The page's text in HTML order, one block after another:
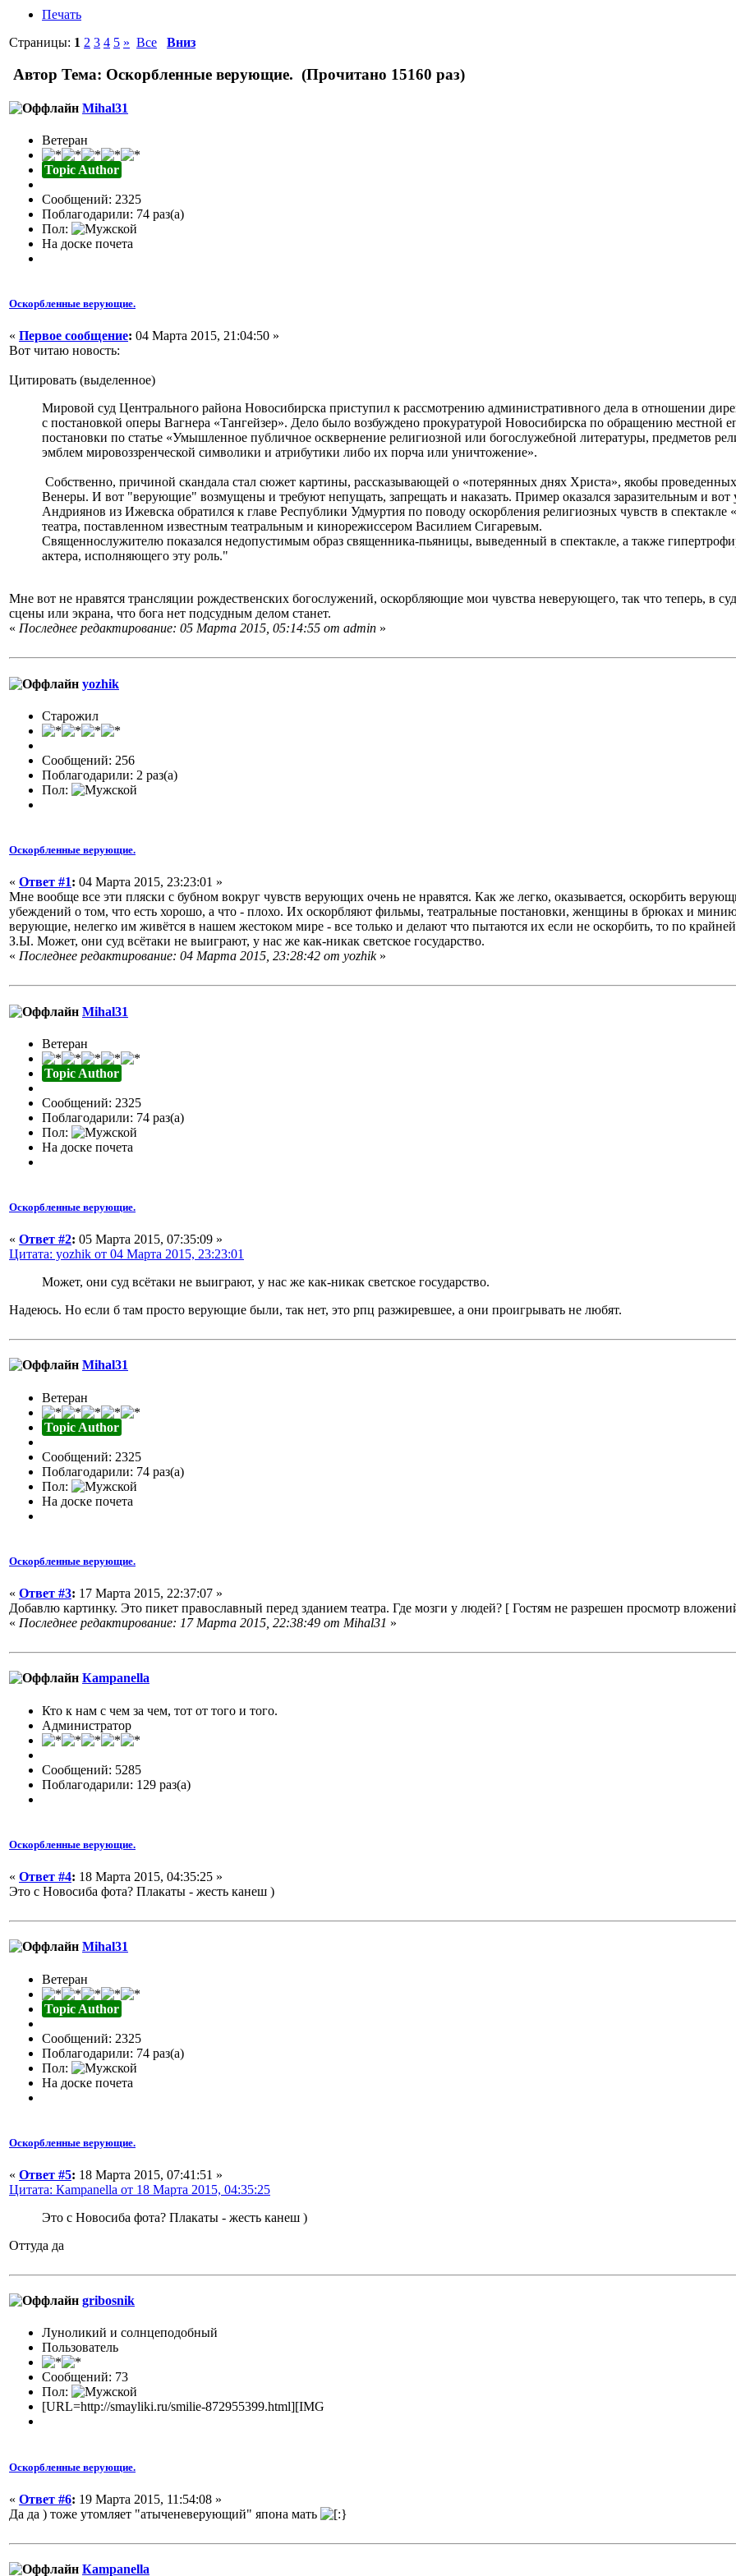
Печать
Страницы: 1 2 3 4 5 » Все Вниз
Автор Тема: Оскорбленные верующие. (Прочитано 15160 раз)
Mihal31
Ветеран
Topic Author
Сообщений: 2325
Поблагодарили: 74 раз(а)
Пол:
На доске почета
Оскорбленные верующие.
« Первое сообщение: 04 Марта 2015, 21:04:50 »
Вот читаю новость:
Цитировать (выделенное)
Мировой суд Центрального района Новосибирска приступил к рассмотрению административного дела в отношении
с постановкой оперы Вагнера «Тангейзер». Дело было возбуждено прокуратурой Новосибирска по обращению местной
постановки по статье «Умышленное публичное осквернение религиозной или богослужебной литературы, предметов
эмблем мировоззренческой символики и атрибутики либо их порча или уничтожение».
Собственно, причиной скандала стал сюжет картины, рассказывающей о «потерянных днях Христа», якобы
Венеры. И вот "верующие" возмущены и требуют непущать, запрещать и наказать. Пример оказался заразительным и
Андриянов из Ижевска обратился к главе Республики Удмуртия по поводу оскорбления религиозных чувств в спектакле
театра, поставленном известным театральным и кинорежиссером Василием Сигаревым.
Священнослужителю показался недопустимым образ священника-пьяницы, выведенный в спектакле, а также
актера, исполняющего эту роль."
Мне вот не нравятся трансляции рождественских богослужений, оскорбляющие мои чувства неверующего, так что теперь, в
сцены или экрана, что бога нет подсудным делом станет.
« Последнее редактирование: 05 Марта 2015, 05:14:55 от admin »
yozhik
Старожил
Сообщений: 256
Поблагодарили: 2 раз(а)
Пол:
Оскорбленные верующие.
« Ответ #1: 04 Марта 2015, 23:23:01 »
Мне вообще все эти пляски с бубном вокруг чувств верующих очень не нравятся. Как же легко, оказывается, оскорбить
убеждений о том, что есть хорошо, а что - плохо. Их оскорбляют фильмы, театральные постановки, женщины в брюках и
верующие, нелегко им живётся в нашем жестоком мире - все только и делают что пытаются их если не оскорбить, то по
З.Ы. Может, они суд всётаки не выиграют, у нас же как-никак светское государство.
« Последнее редактирование: 04 Марта 2015, 23:28:42 от yozhik»
Mihal31
Ветеран
Topic Author
Сообщений: 2325
Поблагодарили: 74 раз(а)
Пол:
На доске почета
Оскорбленные верующие.
« Ответ #2: 05 Марта 2015, 07:35:09 »
Цитата: yozhik от 04 Марта 2015, 23:23:01
Может, они суд всётаки не выиграют, у нас же как-никак светское государство.
Надеюсь. Но если б там просто верующие были, так нет, это рпц разжиревшее, а они проигрывать не любят.
Mihal31
Ветеран
Topic Author
Сообщений: 2325
Поблагодарили: 74 раз(а)
Пол:
На доске почета
Оскорбленные верующие.
« Ответ #3: 17 Марта 2015, 22:37:07 »
Добавлю картинку. Это пикет православный перед зданием театра. Где мозги у людей? [ Гостям не разрешен просмотр
« Последнее редактирование: 17 Марта 2015, 22:38:49 от Mihal31 »
Кampanella
Кто к нам с чем за чем, тот от того и того.
Администратор
Сообщений: 5285
Поблагодарили: 129 раз(а)
Оскорбленные верующие.
« Ответ #4: 18 Марта 2015, 04:35:25 »
Это с Новосиба фота? Плакаты - жесть канеш )
Mihal31
Ветеран
Topic Author
Сообщений: 2325
Поблагодарили: 74 раз(а)
Пол:
На доске почета
Оскорбленные верующие.
« Ответ #5: 18 Марта 2015, 07:41:51 »
Цитата: Кampanella от 18 Марта 2015, 04:35:25
Это с Новосиба фота? Плакаты - жесть канеш )
Оттуда да
gribosnik
Луноликий и солнцеподобный
Пользователь
Сообщений: 73
Пол:
[URL=http://smayliki.ru/smilie-872955399.html][IMG
Оскорбленные верующие.
« Ответ #6: 19 Марта 2015, 11:54:08 »
Да да ) тоже утомляет "атыченеверующий" япона мать
Кampanella